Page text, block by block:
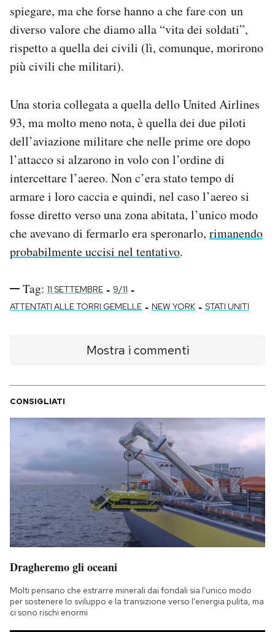
spiegare, ma che forse hanno a che fare con un
diverso valore che diamo alla “vita dei soldati”,
rispetto a quella dei civili (lì, comunque, morirono
più civili che militari).
Una storia collegata a quella dello United Airlines
93, ma molto meno nota, è quella dei due piloti
dell’aviazione militare che nelle prime ore dopo
l’attacco si alzarono in volo con l’ordine di
intercettare l’aereo. Non c’era stato tempo di
armare i loro caccia e quindi, nel caso l’aereo si
fosse diretto verso una zona abitata, l’unico modo
che avevano di fermarlo era speronarlo, rimanendo
probabilmente uccisi nel tentativo.
Tag: 11 SETTEMBRE - 9/11 -
ATTENTATI ALLE TORRI GEMELLE - NEW YORK - STATI UNITI
Mostra i commenti
CONSIGLIATI
Dragheremo gli oceani
Molti pensano che estrarre minerali dai fondali sia l'unico modo
per sostenere lo sviluppo e la transizione verso l'energia pulita, ma
ci sono rischi enormi